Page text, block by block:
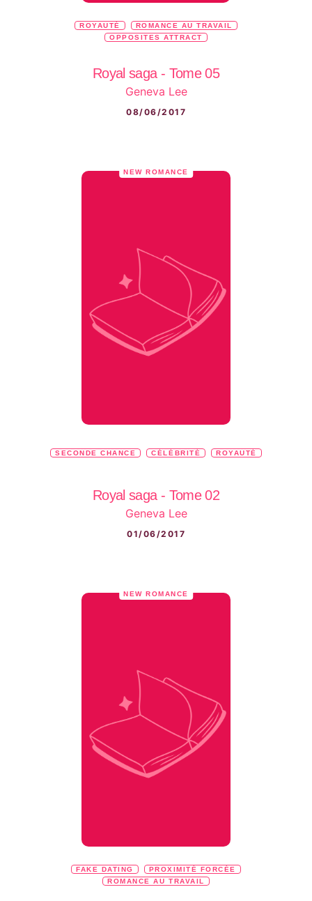
ROYAUTÉ
ROMANCE AU TRAVAIL
OPPOSITES ATTRACT
Royal saga - Tome 05
Geneva Lee
08/06/2017
NEW ROMANCE
SECONDE CHANCE CÉLÉBRITÉ ROYAUTÉ
Royal saga - Tome 02
Geneva Lee
01/06/2017
NEW ROMANCE
FAKE DATING
PROXIMITÉ FORCÉE
ROMANCE AU TRAVAIL